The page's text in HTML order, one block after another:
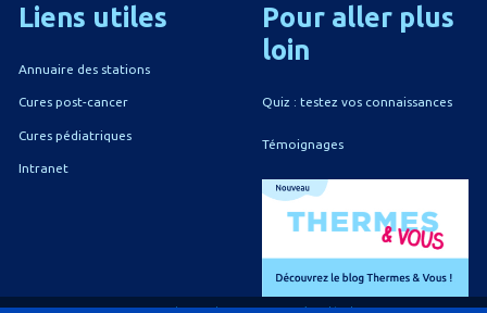
Liens utiles
Annuaire des stations
Cures post-cancer
Cures pédiatriques
Intranet
Pour aller plus
loin
Quiz : testez vos connaissances
Témoignages